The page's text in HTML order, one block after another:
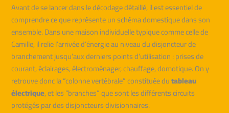
Avant de se lancer dans le décodage détaillé, il est essentiel de
comprendre ce que représente un schéma domestique dans son
ensemble. Dans une maison individuelle typique comme celle de
Camille, il relie l’arrivée d’énergie au niveau du disjoncteur de
branchement jusqu’aux derniers points d’utilisation : prises de
courant, éclairages, électroménager, chauffage, domotique. On y
retrouve donc la “colonne vertébrale” constituée dutableau
électrique, et les “branches” que sont les différents circuits
protégés par des disjoncteurs divisionnaires.